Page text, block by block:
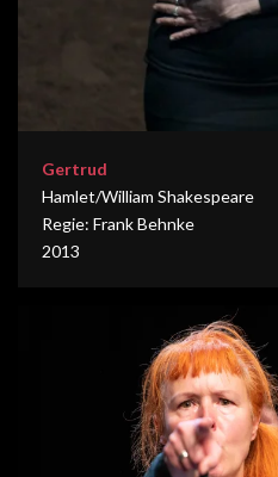
Gertrud
Hamlet/William Shakespeare
Regie: Frank Behnke
2013